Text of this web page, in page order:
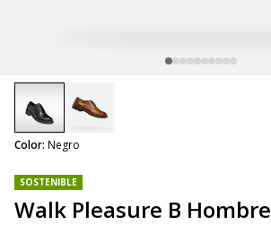
SOSTENIBLE
Walk Pleasure B Hombre
Color: Negro
selected